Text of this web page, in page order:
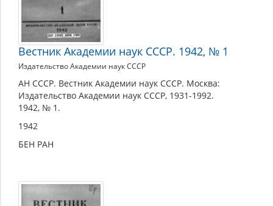
Вестник Академии наук СССР. 1942, № 1
Издательство Академии наук СССР
АН СССР. Вестник Академии наук СССР. Москва:
Издательство Академии наук СССР, 1931-1992.
1942, № 1.
1942
БЕН РАН